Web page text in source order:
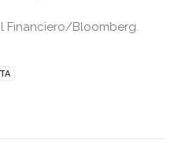
Financiero/Bloomberg.